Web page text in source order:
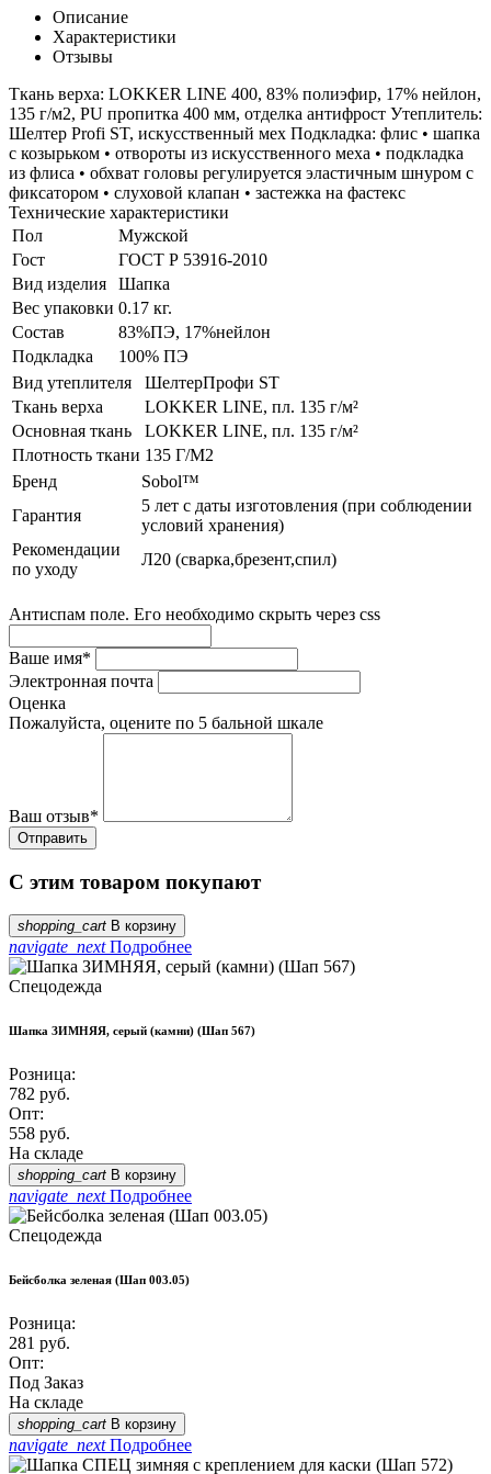
Описание
Характеристики
Отзывы
Ткань верха: LOKKER LINE 400, 83% полиэфир, 17% нейлон,
135 г/м2, PU пропитка 400 мм, отделка антифрост Утеплитель:
Шелтер Profi ST, искусственный мех Подкладка: флис • шапка
с козырьком • отвороты из искусственного меха • подкладка
из флиса • обхват головы регулируется эластичным шнуром с
фиксатором • слуховой клапан • застежка на фастекс
Технические характеристики
Пол
Мужской
Гост
ГОСТ Р 53916-2010
Вид изделия
Шапка
Вес упаковки 0.17 кг.
Состав
83%ПЭ, 17%нейлон
Подкладка
100% ПЭ
Вид утеплителя
ШелтерПрофи ST
Ткань верха
LOKKER LINE, пл. 135 г/м²
Основная ткань
LOKKER LINE, пл. 135 г/м²
Плотность ткани 135 Г/М2
Бренд
Sobol™
Гарантия
5 лет с даты изготовления (при соблюдении
условий хранения)
Рекомендации
по уходу
Л20 (сварка,брезент,спил)
Антиспам поле. Его необходимо скрыть через css
Ваше имя*
Электронная почта
Оценка
Пожалуйста, оцените по 5 бальной шкале
Ваш отзыв*
С этим товаром покупают
shopping_cart В корзину
navigate_nextПодробнее
Спецодежда
Шапка ЗИМНЯЯ, серый (камни) (Шап 567)
Розница:
782 руб.
Опт:
558 руб.
На складе
shopping_cart В корзину
navigate_nextПодробнее
Спецодежда
Бейсболка зеленая (Шап 003.05)
Розница:
281 руб.
Опт:
Под Заказ
На складе
shopping_cart В корзину
navigate_nextПодробнее